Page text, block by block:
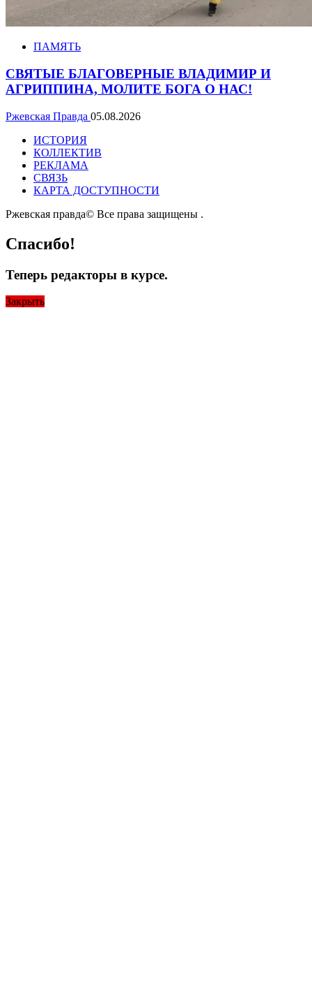
ПАМЯТЬ
СВЯТЫЕ БЛАГОВЕРНЫЕ ВЛАДИМИР И
АГРИППИНА, МОЛИТЕ БОГА О НАС!
Ржевская Правда 05.08.2026
ИСТОРИЯ
КОЛЛЕКТИВ
РЕКЛАМА
СВЯЗЬ
КАРТА ДОСТУПНОСТИ
Ржевская правда© Все права защищены .
Спасибо!
Теперь редакторы в курсе.
Закрыть